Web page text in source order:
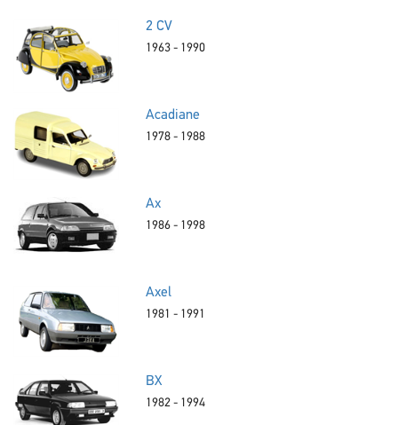
2 CV
1963 - 1990
Acadiane
1978 - 1988
Ax
1986 - 1998
Axel
1981 - 1991
BX
1982 - 1994